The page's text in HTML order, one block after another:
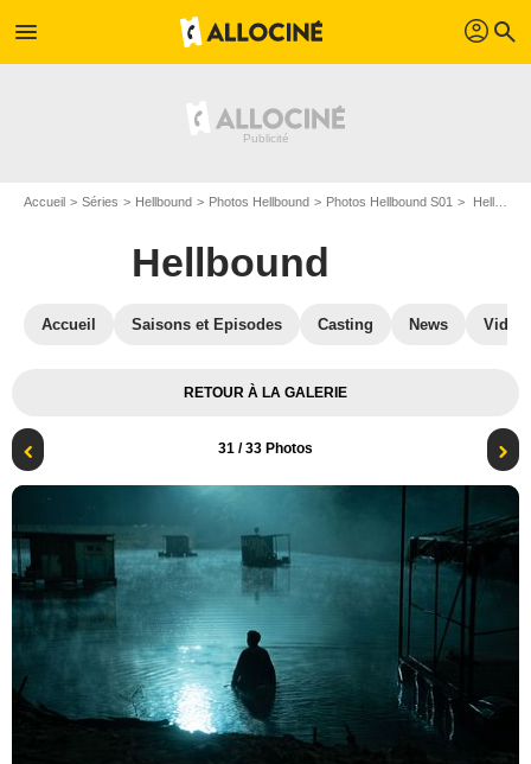
menu profil search
Accueil Séries Hellbound Photos Hellbound Photos Hellbound S01 Hellbound - Saison 1 : Hellbound : Photo
Hellbound
Accueil Saisons et Episodes Casting News
RETOUR À LA GALERIE
31 / 33 Photos